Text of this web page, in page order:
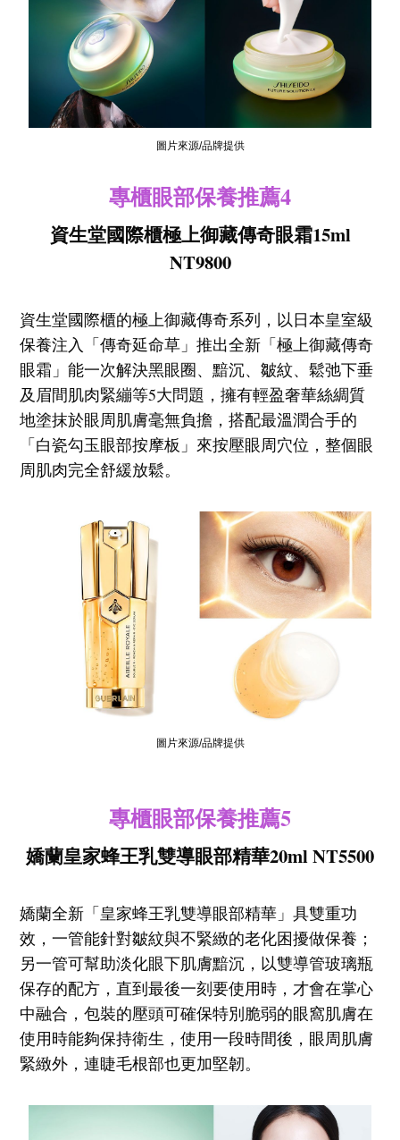
圖片來源/品牌提供
專櫃眼部保養推薦4
資生堂國際櫃極上御藏傳奇眼霜15ml
NT9800
資生堂國際櫃的極上御藏傳奇系列，以日本皇室級
保養注入「傳奇延命草」推出全新「極上御藏傳奇
眼霜」能一次解決黑眼圈、黯沉、皺紋、鬆弛下垂
及眉間肌肉緊繃等5大問題，擁有輕盈奢華絲綢質
地塗抹於眼周肌膚毫無負擔，搭配最溫潤合手的
「白瓷勾玉眼部按摩板」來按壓眼周穴位，整個眼
周肌肉完全舒緩放鬆。
圖片來源/品牌提供
專櫃眼部保養推薦5
嬌蘭皇家蜂王乳雙導眼部精華20ml NT5500
嬌蘭全新「皇家蜂王乳雙導眼部精華」具雙重功
效，一管能針對皺紋與不緊緻的老化困擾做保養；
另一管可幫助淡化眼下肌膚黯沉，以雙導管玻璃瓶
保存的配方，直到最後一刻要使用時，才會在掌心
中融合，包裝的壓頭可確保特別脆弱的眼窩肌膚在
使用時能夠保持衛生，使用一段時間後，眼周肌膚
緊緻外，連睫毛根部也更加堅韌。